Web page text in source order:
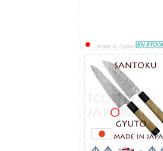
made in Japan